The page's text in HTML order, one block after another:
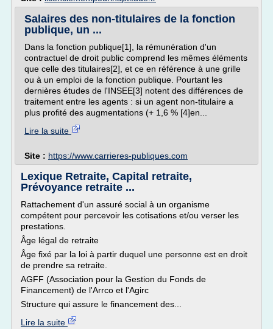
Salaires des non-titulaires de la fonction
publique, un ...
Dans la fonction publique[1], la rémunération d'un
contractuel de droit public comprend les mêmes éléments
que celle des titulaires[2], et ce en référence à une grille
ou à un emploi de la fonction publique. Pourtant les
dernières études de l'INSEE[3] notent des différences de
traitement entre les agents : si un agent non-titulaire a
plus profité des augmentations (+ 1,6 % [4]en...
Lire la suite
Site : https://www.carrieres-publiques.com
Lexique Retraite, Capital retraite,
Prévoyance retraite ...
Rattachement d'un assuré social à un organisme
compétent pour percevoir les cotisations et/ou verser les
prestations.
Âge légal de retraite
Âge fixé par la loi à partir duquel une personne est en droit
de prendre sa retraite.
AGFF (Association pour la Gestion du Fonds de
Financement) de l'Arrco et l'Agirc
Structure qui assure le financement des...
Lire la suite